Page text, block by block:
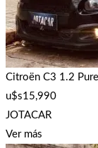
Citroën C3 1.2
u$s15,990
JOTACAR
Ver más